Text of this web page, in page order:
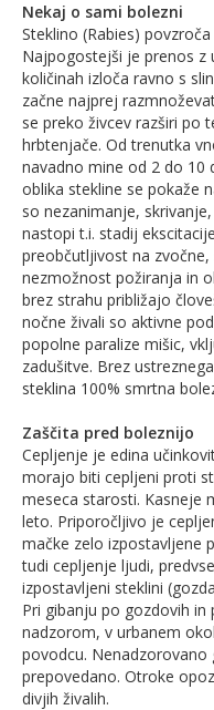
Nekaj o sami bolezni
Steklino (Rabies)
Najpogostejši je prenos z
količinah izloča ravno s
začne najprej
se preko živcev razširi po
hrbtenjače. Od trenutka
navadno mine od 2 do 10
oblika stekline se pokaže
so nezanimanje,
nastopi t.i. stadij
preobčutljivost na
nezmožnost požiranja in
brez strahu približajo
nočne živali so aktivne
popolne paralize mišic,
zadušitve. Brez
steklina 100% smrtna
Zaščita pred boleznijo
Cepljenje je edina
morajo biti cepljeni proti
meseca starosti. Kasneje
leto. Priporočljivo je
mačke zelo izpostavljene
tudi cepljenje ljudi,
izpostavljeni steklini
Pri gibanju po gozdovih
nadzorom, v urbanem
povodcu. Nenadzorovano
prepovedano. Otroke
divjih živalih.